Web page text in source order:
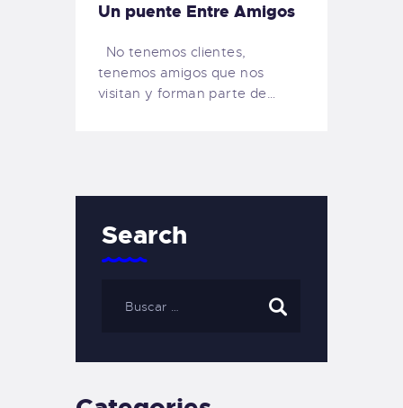
Un puente Entre Amigos
No tenemos clientes,
tenemos amigos que nos
visitan y forman parte de…
Search